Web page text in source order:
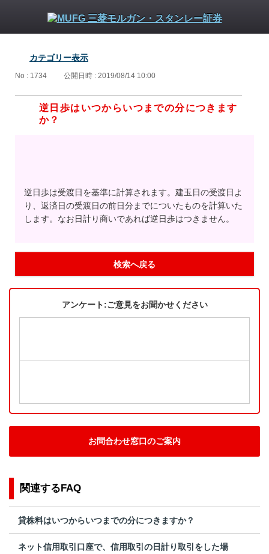
カテゴリー表示
No : 1734 公開日時 : 2019/08/14 10:00
逆日歩はいつからいつまでの分につきます
か？
逆日歩は受渡日を基準に計算されます。建玉日の受渡日よ
り、返済日の受渡日の前日分までについたものを計算いた
します。なお日計り商いであれば逆日歩はつきません。
検索へ戻る
アンケート:ご意見をお聞かせください
お問合わせ窓口のご案内
関連するFAQ
貸株料はいつからいつまでの分につきますか？
ネット信用取引口座で、信用取引の日計り取引をした場